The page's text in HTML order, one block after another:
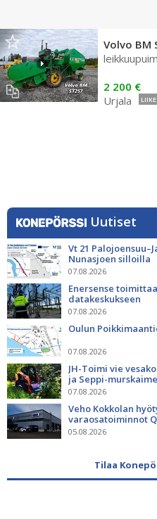
Volvo BM
leikkuupuimuri,
2 200 €
Urjala
LIIKE
Uutiset
Vt 21
Nunasjoen silloilla
07.08.2026
Enersense
datakeskukseen
07.08.2026
Oulun
07.08.2026
JH-Toimi vie
ja Seppi-
07.08.2026
Veho Kokkolan
varaosatoiminnot
05.08.2026
Tilaa